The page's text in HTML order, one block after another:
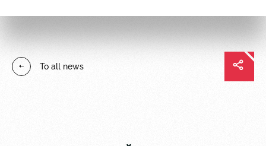
table
Coaching
VIP Boxes
ВИП-ЗОНЫ
СЕМЕЙНЫЙ
Contacts 19)
To all news